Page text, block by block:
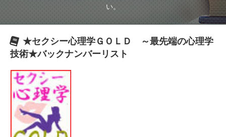
い。
★セクシー心理学ＧＯＬＤ ～最先端の心理学
技術★バックナンバーリスト